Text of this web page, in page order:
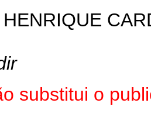
substitui o